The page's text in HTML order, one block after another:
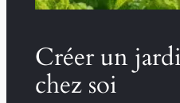
Créer un
chez soi